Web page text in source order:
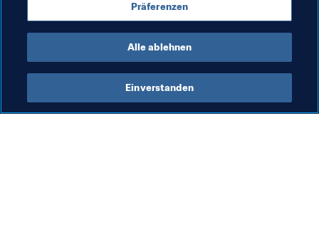
Argentinien
Präferenzen
Alle ablehnen
Einverstanden